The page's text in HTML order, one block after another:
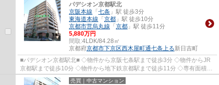
パデシオン京都駅北
京阪本線 「七条 」駅 徒歩3分
東海道本線 「京都 」駅 徒歩10分
京都市営烏丸線 「京都 」駅 徒歩11分
5,880万円
間取:4LDK/84.28㎡
京都府京都市下京区西木屋町通七条上る新日吉町
■パデシオン京都駅北■ ◇物件から京阪七条駅まで徒歩3分 ◇物件からJR
京都駅まで徒歩10分 ◇物件から地下鉄京都駅まで徒歩11分 ◇専有面積
84.28㎡ ゆとりの4LDK ◇角部屋につき通風 採光良...
売買｜中古マンション